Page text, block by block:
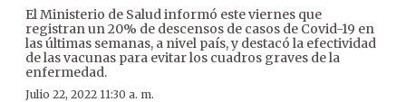
El Ministerio de Salud informó este viernes que
registran un 20% de descensos de casos de Covid-19 en
las últimas semanas, a nivel país, y destacó la efectividad
de las vacunas para evitar los cuadros graves de la
enfermedad.
Julio 22, 2022 11:30 a. m.